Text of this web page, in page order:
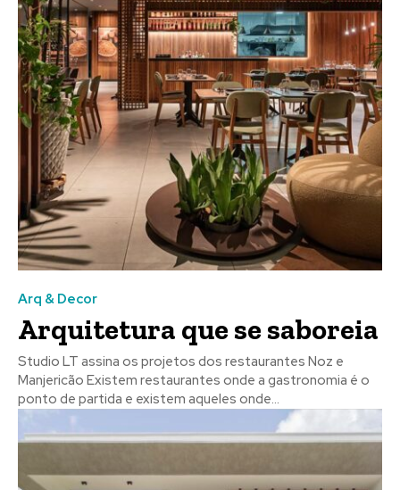
Arq & Decor
Arquitetura que se saboreia
Studio LT assina os projetos dos restaurantes Noz e
Manjericão Existem restaurantes onde a gastronomia é o
ponto de partida e existem aqueles onde...